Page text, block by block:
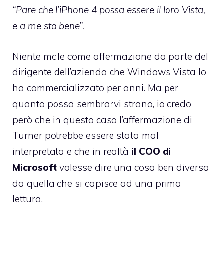
“Pare che l’iPhone 4 possa essere il loro Vista,
e a me sta bene”.
Niente male come affermazione da parte del
dirigente dell’azienda che Windows Vista lo
ha commercializzato per anni. Ma per
quanto possa sembrarvi strano, io credo
però che in questo caso l’affermazione di
Turner potrebbe essere stata mal
interpretata e che in realtà il COO di
Microsoft volesse dire una cosa ben diversa
da quella che si capisce ad una prima
lettura.